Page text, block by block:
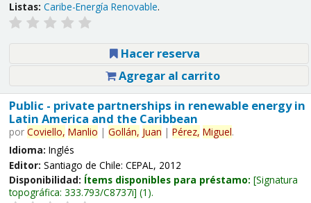
Listas: Caribe-Energía Renovable.
Hacer reserva
Agregar al carrito
Public - private partnerships in renewable energy in
Latin America and the Caribbean
por Coviello, Manlio | Gollán, Juan | Pérez, Miguel.
Idioma: Inglés
Editor: Santiago de Chile: CEPAL, 2012
Disponibilidad: Ítems disponibles para préstamo: Signatura
topográfica: 333.793/C8737i (1).